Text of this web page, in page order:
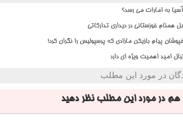
آسیا به امارات می رسد؟
همنام خوزستانی در دیداری تدارکاتی
پیام بازیکن مازادی که پرسپولیس را نگران کرد!
امید اهمیت ویژه ای دارد
در مورد این مطلب
همدر مورد این مطلب نظر دهید